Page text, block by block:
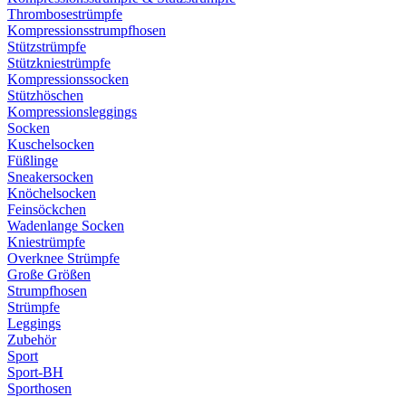
Thrombosestrümpfe
Kompressionsstrumpfhosen
Stützstrümpfe
Stützkniestrümpfe
Kompressionssocken
Stützhöschen
Kompressionsleggings
Socken
Kuschelsocken
Füßlinge
Sneakersocken
Knöchelsocken
Feinsöckchen
Wadenlange Socken
Kniestrümpfe
Overknee Strümpfe
Große Größen
Strumpfhosen
Strümpfe
Leggings
Zubehör
Sport
Sport-BH
Sporthosen